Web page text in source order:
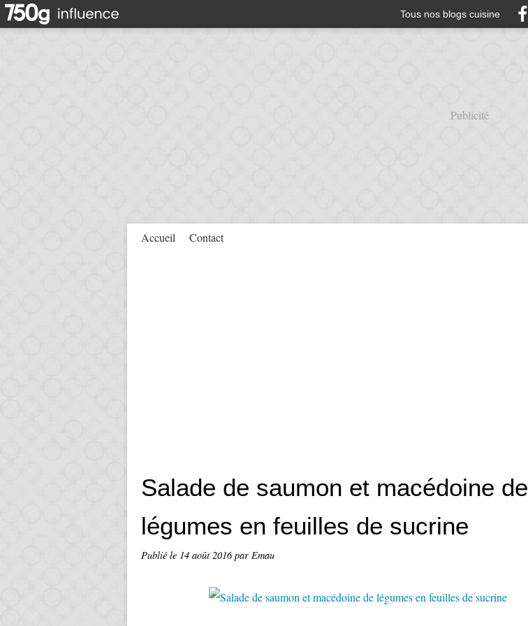
Tous nos blogs cuisine
Publicité
Accueil Contact
Salade de saumon et macédoine de
légumes en feuilles de sucrine
Publié le 14 août 2016par Emau